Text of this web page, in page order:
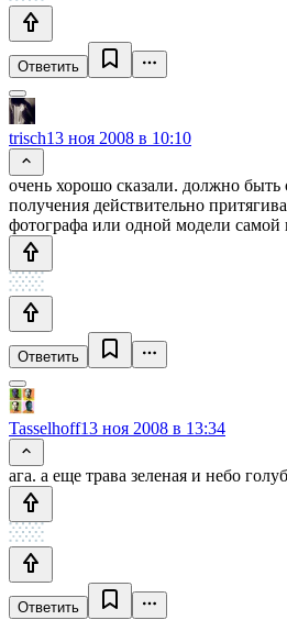
Ответить
trisch13 ноя 2008 в 10:10
очень хорошо сказали. должно
получения действительно
фотографа или одной модели самой
Ответить
Tasselhoff13 ноя 2008 в 13:34
ага. а еще трава зеленая и небо
Ответить